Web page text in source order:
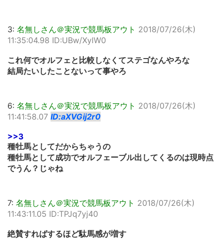
3: 名無しさん＠実況で競馬板アウト 2018/07/26(木)
11:35:04.98 ID:UBw/XylW0
これ何でオルフェと比較しなくてステゴなんやろな
結局たいしたことないって事やろ
6: 名無しさん＠実況で競馬板アウト 2018/07/26(木)
11:41:58.07 ID:aXVGij2r0
>>3
種牡馬としてだからちゃうの
種牡馬として成功でオルフェーブル出してくるのは現時点
でうん？じゃね
7: 名無しさん＠実況で競馬板アウト 2018/07/26(木)
11:43:11.05 ID:TPJq7yj40
絶賛すればするほど駄馬感が増す